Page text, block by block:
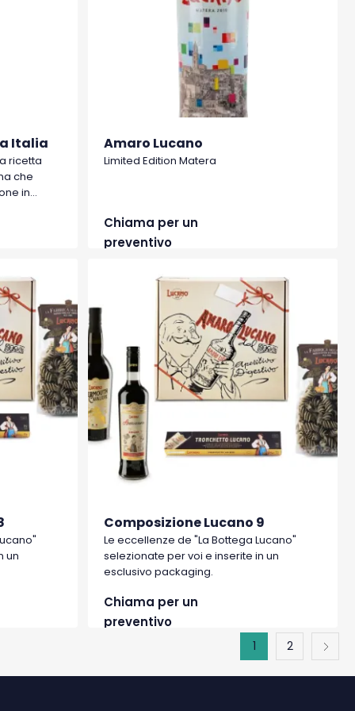
Italia
ricetta
che
in
Amaro Lucano
Limited Edition Matera
Chiama per un
preventivo
un
Composizione Lucano 9
Le eccellenze de "La Bottega Lucano"
selezionate per voi e inserite in un
esclusivo packaging.
Chiama per un
preventivo
1 2